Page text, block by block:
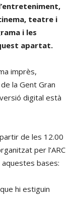
teatre i
i les
apartat.
imprès,
la Gent Gran
digital està
de les 12.00
per l’ARC
bases:
hi estiguin